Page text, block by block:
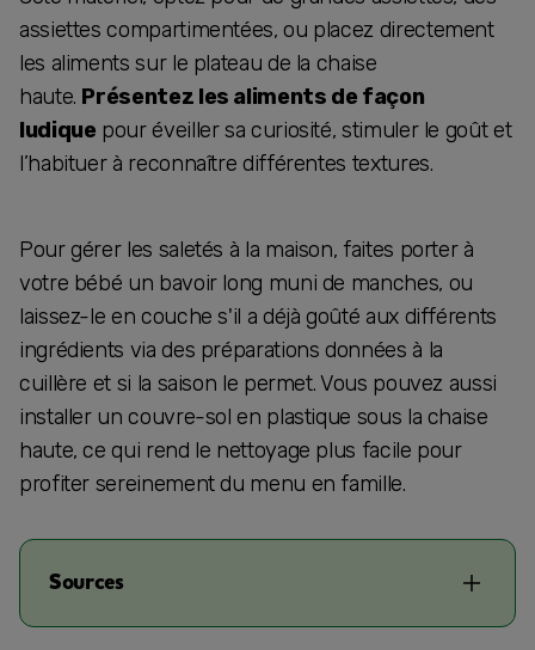
assiettes compartimentées, ou placez directement
les aliments sur le plateau de la chaise
haute. Présentez les aliments de façon
ludique pour éveiller sa curiosité, stimuler le goût et
l’habituer à reconnaître différentes textures.
Pour gérer les saletés à la maison, faites porter à
votre bébé un bavoir long muni de manches, ou
laissez-le en couche s'il a déjà goûté aux différents
ingrédients via des préparations données à la
cuillère et si la saison le permet. Vous pouvez aussi
installer un couvre-sol en plastique sous la chaise
haute, ce qui rend le nettoyage plus facile pour
profiter sereinement du menu en famille.
Sources